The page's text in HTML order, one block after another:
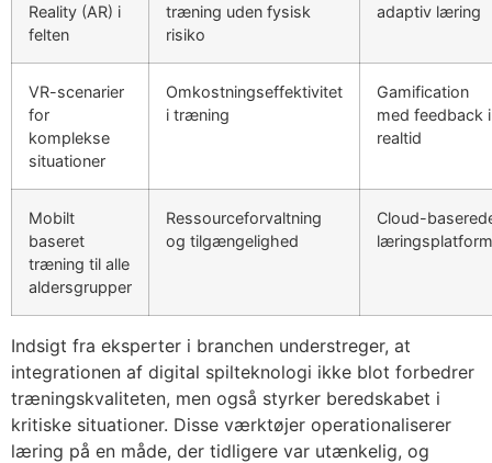
Reality (AR) i
felten
træning uden fysisk
risiko
adaptiv læring
VR-scenarier
for
komplekse
situationer
Omkostningseffektivitet
i træning
Gamification
med feedback i
realtid
Mobilt
baseret
træning til alle
aldersgrupper
Ressourceforvaltning
og tilgængelighed
Cloud-
Indsigt fra eksperter i branchen understreger, at
integrationen af digital spilteknologi ikke blot forbedrer
træningskvaliteten, men også styrker beredskabet i
kritiske situationer. Disse værktøjer operationaliserer
læring på en måde, der tidligere var utænkelig, og